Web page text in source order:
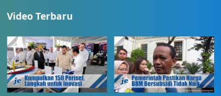
Video Terbaru